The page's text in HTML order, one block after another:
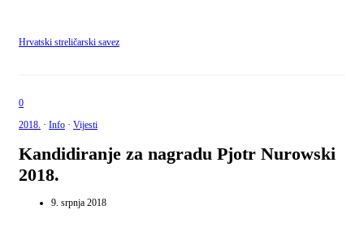
Hrvatski streličarski savez
0
2018. · Info · Vijesti
Kandidiranje za nagradu Pjotr Nurowski
2018.
9. srpnja 2018